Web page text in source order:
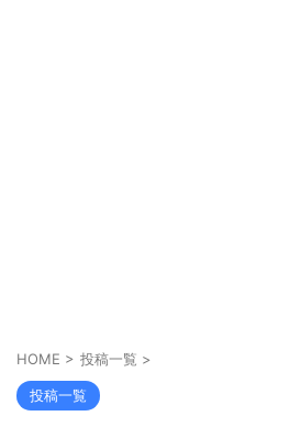
HOME > 投稿一覧 >
投稿一覧